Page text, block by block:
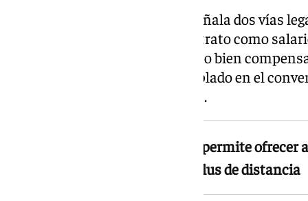
En su escrito a la Junta, CSIF señala dos vías
incluir el alojamiento en el contrato como
el Estatuto de los Trabajadores, o bien
distancia o transporte contemplado en el
laboral de la Junta de Andalucía.
El sindicato recuerda que la ley permite
salario o compensarlo con un plus de distancia